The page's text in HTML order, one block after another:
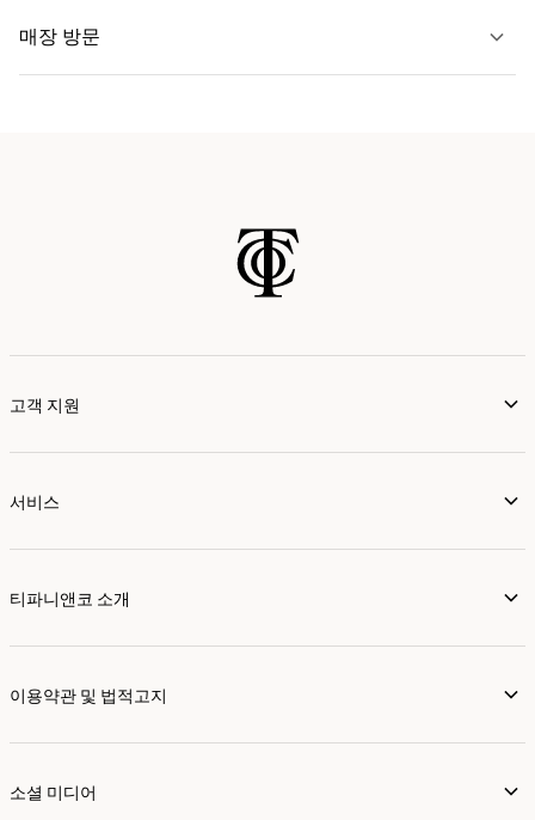
자세히 보기
매장 방문
고객 지원
서비스
티파니앤코 소개
이용약관 및 법적고지
소셜 미디어